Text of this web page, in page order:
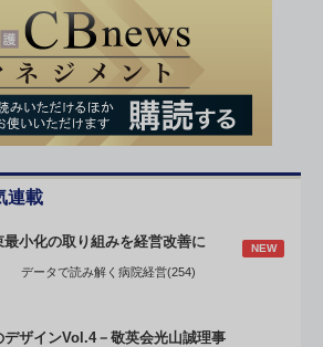
連載
最小化の取り組みを経営改善に NEW
データで読み解く病院経営(254)
デザインVol.4－敬英会光山誠理事